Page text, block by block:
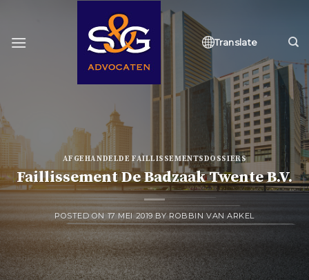
content
Translate
AFGEHANDELDE FAILLISSEMENTSDOSSIERS
Faillissement De Badzaak Twente B.V.
POSTED ON17 MEI 2019BYROBBIN VAN ARKEL